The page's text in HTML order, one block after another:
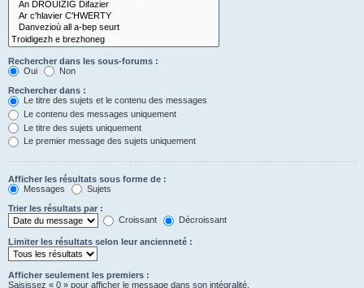
Rechercher dans les sous-forums :
Oui
Non
Rechercher dans :
Le titre des sujets et le contenu des messages
Le contenu des messages uniquement
Le titre des sujets uniquement
Le premier message des sujets uniquement
Afficher les résultats sous forme de :
Messages
Sujets
Trier les résultats par :
Croissant
Décroissant
Limiter les résultats selon leur ancienneté :
Afficher seulement les premiers :
Saisissez « 0 » pour afficher le message dans son intégralité.